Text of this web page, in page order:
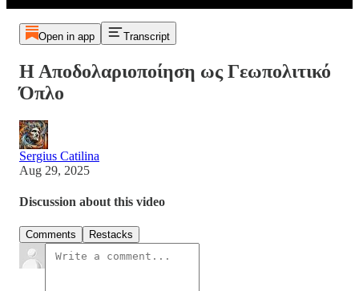
Open in app Transcript
Η Αποδολαριοποίηση ως Γεωπολιτικό
Όπλο
Sergius Catilina
Aug 29, 2025
Discussion about this video
Comments Restacks